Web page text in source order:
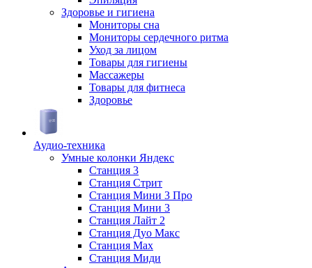
Здоровье и гигиена
Мониторы сна
Мониторы сердечного ритма
Уход за лицом
Товары для гигиены
Массажеры
Товары для фитнеса
Здоровье
Аудио-техника
Умные колонки Яндекс
Станция 3
Станция Стрит
Станция Мини 3 Про
Станция Мини 3
Станция Лайт 2
Станция Дуо Макс
Станция Max
Станция Миди